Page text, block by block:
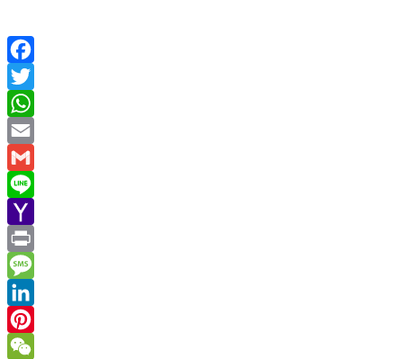
Facebook
Twitter
WhatsApp
Email
Gmail
Line
Yahoo
Mail
Print
Message
LinkedIn
Pinterest